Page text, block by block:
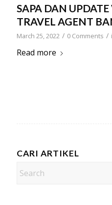
SAPA DAN
TRAVEL AGENT
March 25, 2022 / 0 Comments /
Read more
CARI ARTIKEL